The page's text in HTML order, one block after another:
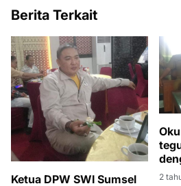
Berita Terkait
Ketua DPW SWI Sumsel
2